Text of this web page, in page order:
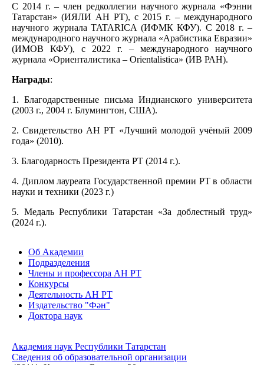
С 2014 г. – член редколлегии научного журнала «Фэнни
Татарстан» (ИЯЛИ АН РТ), с 2015 г. – международного
научного журнала TATARICA (ИФМК КФУ). С 2018 г. –
международного научного журнала «Арабистика Евразии»
(ИМОВ КФУ), с 2022 г. – международного научного
журнала «Ориенталистика – Orientalistica» (ИВ РАН).
Награды:
1. Благодарственные письма Индианского университета
(2003 г., 2004 г. Блумингтон, США).
2. Свидетельство АН РТ «Лучший молодой учёный 2009
года» (2010).
3. Благодарность Президента РТ (2014 г.).
4. Диплом лауреата Государственной премии РТ в области
науки и техники (2023 г.)
5. Медаль Республики Татарстан «За доблестный труд»
(2024 г.).
Об Академии
Подразделения
Члены и профессора АН РТ
Конкурсы
Деятельность АН РТ
Издательство "Фән"
Доктора наук
Академия наук Республики Татарстан
Сведения об образовательной организации